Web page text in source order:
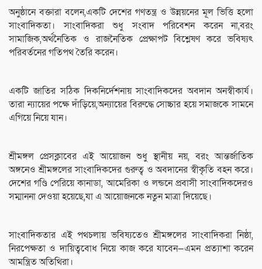
অনুষ্ঠানে বক্তারা বলেন,একটি দেশের গণতন্ত্র ও উন্নয়নের মূল ভিত্তি হলো
সাংবাদিকতা। সাংবাদিকরা শুধু সংবাদ পরিবেশন করেন না,বরং
সামাজিক,অর্থনৈতিক ও রাজনৈতিক প্রেক্ষাপট বিশ্লেষণ করে ভবিষ্যৎ
পরিবর্তনের গতিপথ তৈরি করেন।
একটি জাতির সঠিক দিকনির্দেশনায় সাংবাদিকদের অবদান অনস্বীকার্য।
তারা ন্যায়ের পক্ষে দাঁড়িয়ে,অন্যায়ের বিরুদ্ধে সোচ্চার হয়ে সমাজকে সামনে
এগিয়ে নিয়ে যান।
শ্রীমঙ্গল প্রেসক্লাবের এই আয়োজন শুধু স্থানীয় নয়, বরং আন্তর্জাতিক
অঙ্গনেও শ্রীমঙ্গলের সাংবাদিকদের গুরুত্ব ও অবদানের স্বীকৃতি বহন করে।
দেশের গণ্ডি পেরিয়ে কানাডা, আমেরিকা ও লন্ডনে প্রবাসী সাংবাদিকদেরও
সম্মাননা দেওয়া হয়েছে,যা এ আয়োজনকে নতুন মাত্রা দিয়েছে।
সাংবাদিকতার এই পথচলায় ভবিষ্যতেও শ্রীমঙ্গলের সাংবাদিকরা নিষ্ঠা,
নিরপেক্ষতা ও দায়িত্ববোধ নিয়ে কাজ করে যাবেন—এমন প্রত্যাশা করেন
আমন্ত্রিত অতিথিরা।